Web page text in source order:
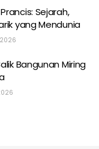
Sejarah,
yang Mendunia
Bangunan Miring